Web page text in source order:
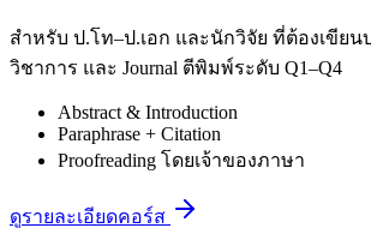
สำหรับ ป.โท–ป.เอก และนักวิจัย ที่ต้องเขีย
วิชาการ และ Journal ตีพิมพ์ระดับ Q1–Q4
Abstract & Introduction
Paraphrase + Citation
Proofreading โดยเจ้าของภาษา
ดูรายละเอียดคอร์ส